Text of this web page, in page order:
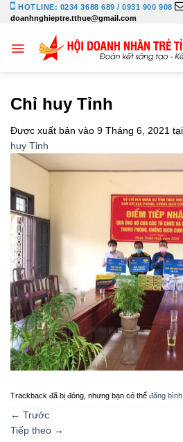
Bỏ
qua
dung
HOTLINE: 0234 3688 689 / 0931 900 908
doanhnghieptre.tthue@gmail.com
Chỉ huy Tỉnh
Được xuất bản vào 9 Tháng 6, 2021 tại
huy Tỉnh
Trackback đã bị đóng, nhưng bạn có thể đăng
← Trước
Tiếp theo →